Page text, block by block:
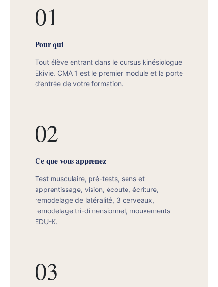
01
Pour qui
Tout élève entrant dans le cursus kinésiologue
Ekivie. CMA 1 est le premier module et la porte
d’entrée de votre formation.
02
Ce que vous apprenez
Test musculaire, pré-tests, sens et
apprentissage, vision, écoute, écriture,
remodelage de latéralité, 3 cerveaux,
remodelage tri-dimensionnel, mouvements
EDU-K.
03